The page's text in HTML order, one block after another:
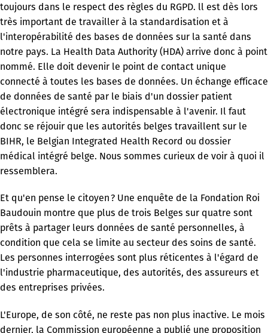
toujours dans le respect des règles du RGPD. ll est dès lors
très important de travailler à la standardisation et à
l'interopérabilité des bases de données sur la santé dans
notre pays. La Health Data Authority (HDA) arrive donc à point
nommé. Elle doit devenir le point de contact unique
connecté à toutes les bases de données. Un échange efficace
de données de santé par le biais d'un dossier patient
électronique intégré sera indispensable à l'avenir. Il faut
donc se réjouir que les autorités belges travaillent sur le
BIHR, le Belgian Integrated Health Record ou dossier
médical intégré belge. Nous sommes curieux de voir à quoi il
ressemblera.
Et qu'en pense le citoyen ? Une enquête de la Fondation Roi
Baudouin montre que plus de trois Belges sur quatre sont
prêts à partager leurs données de santé personnelles, à
condition que cela se limite au secteur des soins de santé.
Les personnes interrogées sont plus réticentes à l'égard de
l'industrie pharmaceutique, des autorités, des assureurs et
des entreprises privées.
L'Europe, de son côté, ne reste pas non plus inactive. Le mois
dernier, la Commission européenne a publié une proposition